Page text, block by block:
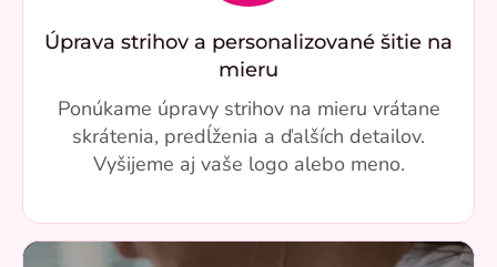
Úprava strihov a personalizované šitie na
mieru
Ponúkame úpravy strihov na mieru vrátane
skrátenia, predĺženia a ďalších detailov.
Vyšijeme aj vaše logo alebo meno.